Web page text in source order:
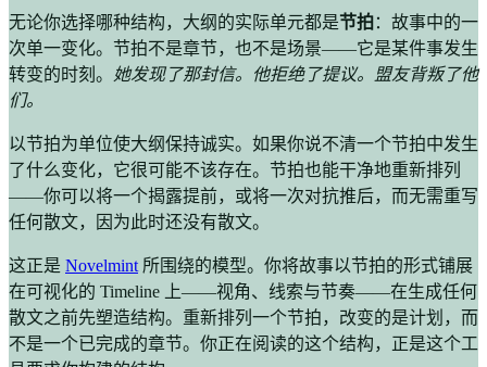
无论你选择哪种结构，大纲的实际单元都是节拍 ：故事中的一
次单一变化。节拍不是章节，也不是场景——它是某件事发生
转变的时刻。
她发现了那封信。他拒绝了提议。盟友背叛了他
们。
以节拍为单位使大纲保持诚实。如果你说不清一个节拍中发生
了什么变化，它很可能不该存在。节拍也能干净地重新排列
——你可以将一个揭露提前，或将一次对抗推后，而无需重写
任何散文，因为此时还没有散文。
这正是 Novelmint 所围绕的模型。你将故事以节拍的形式铺展
在可视化的 Timeline 上——视角、线索与节奏——在生成任何
散文之前先塑造结构。重新排列一个节拍，改变的是计划，而
不是一个已完成的章节。你正在阅读的这个结构，正是这个工